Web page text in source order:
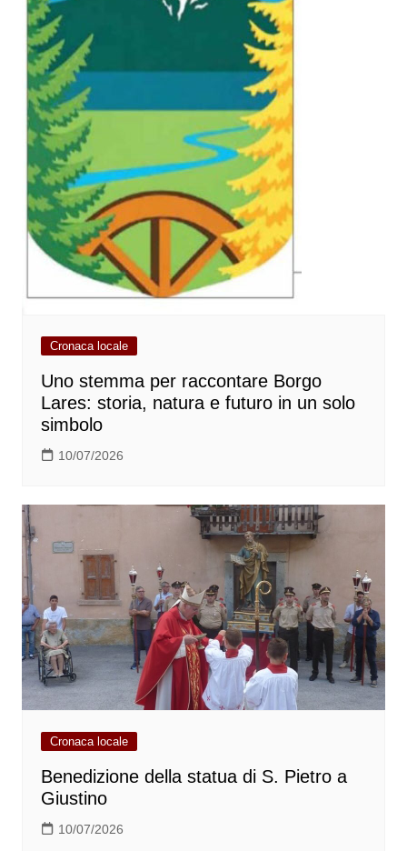
Cronaca locale
Uno stemma per raccontare Borgo
Lares: storia, natura e futuro in un solo
simbolo
10/07/2026
Cronaca locale
Benedizione della statua di S. Pietro a
Giustino
10/07/2026